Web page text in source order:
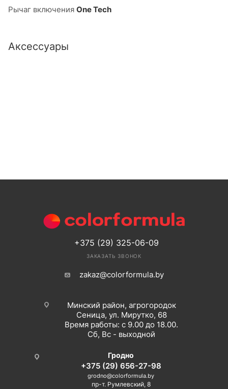
Рычаг включения One Tech
Аксессуары
+375 (29) 325-06-09
ЗАКАЗАТЬ ЗВОНОК
zakaz@colorformula.by
Минский район, агрогородок
Сеница, ул. Мирутко, 68
Время работы: с 9.00 до 18.00.
Сб, Вс - выходной
Гродно
+375 (29) 656-27-98
grodno@colorformula.by
пр-т. Румлевский, 8